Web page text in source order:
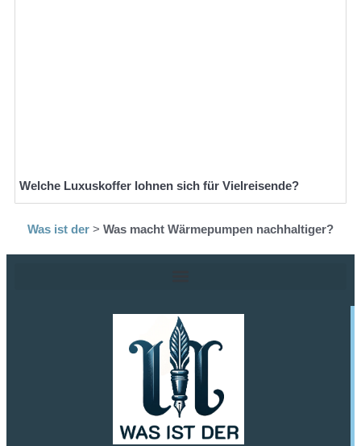
Welche Luxuskoffer lohnen sich für Vielreisende?
Was ist der > Was macht Wärmepumpen nachhaltiger?